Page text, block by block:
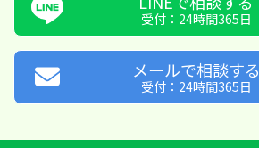
受付：24時間365日
メールで相談する
受付：24時間365日